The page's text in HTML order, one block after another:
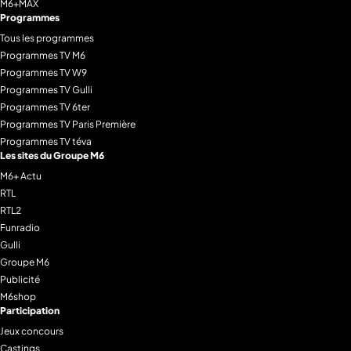
M6+MAX
Programmes
Tous les programmes
Programmes TV M6
Programmes TV W9
Programmes TV Gulli
Programmes TV 6ter
Programmes TV Paris Première
Programmes TV téva
Les sites du Groupe M6
M6+ Actu
RTL
RTL2
Funradio
Gulli
Groupe M6
Publicité
M6shop
Participation
Jeux concours
Castings